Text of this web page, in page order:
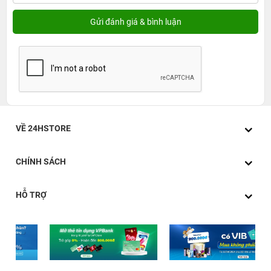
VỀ 24HSTORE
CHÍNH SÁCH
HỖ TRỢ